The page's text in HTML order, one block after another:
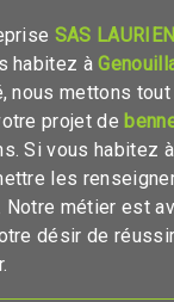
SAS LAURIEN
habitez à
nous mettons
projet de
Si vous habitez
les
Notre métier est
désir de